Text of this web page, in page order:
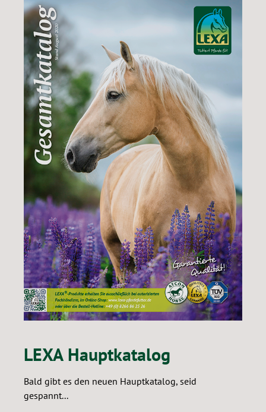
LEXA Hauptkatalog
Bald gibt es den neuen Hauptkatalog, seid
gespannt...